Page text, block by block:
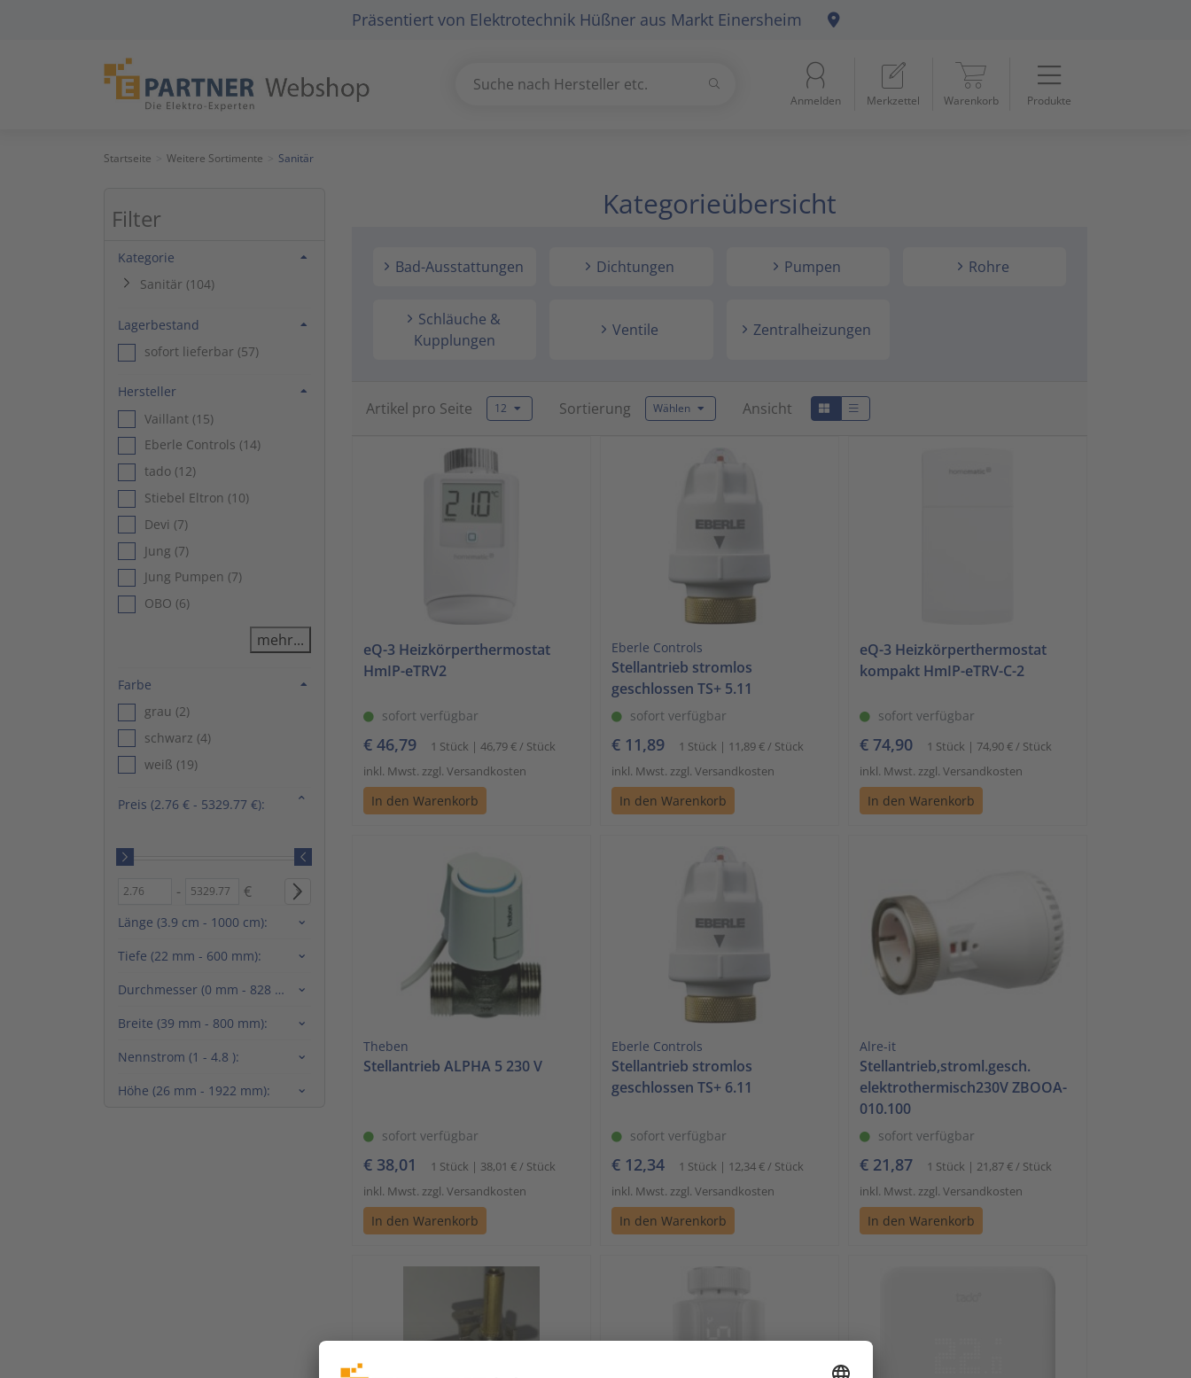
Präsentiert von Elektrotechnik Hüßner aus Markt Einersheim
Suchen
select
Press
enter
to
selected
search
result.
Touch
device
touch
and
Anmelden Merkzettel Warenkorb Produkte
Startseite Weitere Sortimente Sanitär
Filter
Filtern nach Kategorie
Kategorie
Sanitär (104)
Unterkategorien ein-/ausklappen
Filtern nach Lagerbestand
Lagerbestand
sofort lieferbar (57)
Filtern nach Hersteller
Hersteller
Vaillant (15)
Eberle Controls (14)
tado (12)
Stiebel Eltron (10)
Devi (7)
Jung (7)
Jung Pumpen (7)
OBO (6)
mehr...
Filtern nach Farbe
Farbe
grau (2)
schwarz (4)
weiß (19)
Preis (2.76 € - 5329.77 €):
Preis (2.76 € - 5329.77 €) von
-
Preis (2.76 € - 5329.77 €)
€
Länge (3.9 cm - 1000 cm):
Tiefe (22 mm - 600 mm):
Durchmesser (0 mm - 828 mm)
:
Breite (39 mm - 800 mm):
Nennstrom (1 - 4.8 ):
Höhe (26 mm - 1922 mm):
Kategorieübersicht
Bad-Ausstattungen Dichtungen Pumpen Rohre
Schläuche &
Kupplungen
Ventile Zentralheizungen
Artikel pro Seite 12 Sortierung Wählen Ansicht
eQ-3 Heizkörperthermostat
HmIP-eTRV2
sofort verfügbar
€ 46,79
1 Stück | 46,79 € / Stück
inkl. Mwst. zzgl. Versandkosten
In den Warenkorb
Eberle Controls
Stellantrieb stromlos
geschlossen TS+ 5.11
sofort verfügbar
€ 11,89
1 Stück | 11,89 € / Stück
inkl. Mwst. zzgl. Versandkosten
In den Warenkorb
eQ-3 Heizkörperthermostat
kompakt HmIP-eTRV-C-2
sofort verfügbar
€ 74,90
1 Stück | 74,90 € / Stück
inkl. Mwst. zzgl. Versandkosten
In den Warenkorb
Theben
Stellantrieb ALPHA 5 230 V
sofort verfügbar
€ 38,01
1 Stück | 38,01 € / Stück
inkl. Mwst. zzgl. Versandkosten
In den Warenkorb
Eberle Controls
Stellantrieb stromlos
geschlossen TS+ 6.11
sofort verfügbar
€ 12,34
1 Stück | 12,34 € / Stück
inkl. Mwst. zzgl. Versandkosten
In den Warenkorb
Alre-it
Stellantrieb,stroml.gesch.
elektrothermisch230V ZBOOA-
010.100
sofort verfügbar
€ 21,87
1 Stück | 21,87 € / Stück
inkl. Mwst. zzgl. Versandkosten
In den Warenkorb
Startseite
Beleuchtung
Erneuerbare Energie & E-Mobility
Konsumgüter
Schalt- und Steuerungstechnik
Werkzeuge & Arbeitsschutz